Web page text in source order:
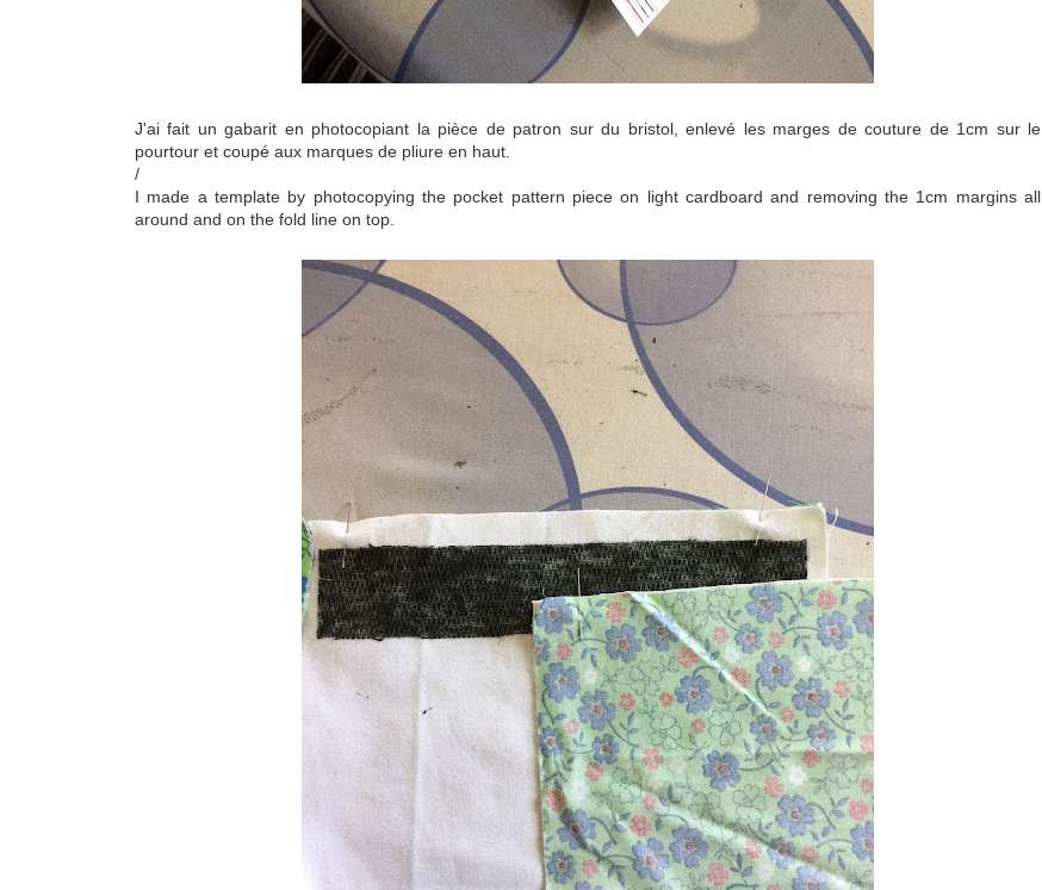
J'ai fait un gabarit en photocopiant la pièce de patron sur du bristol, enlevé les marges de couture de 1cm sur le
pourtour et coupé aux marques de pliure en haut.
/
I made a template by photocopying the pocket pattern piece on light cardboard and removing the 1cm margins all
around and on the fold line on top.